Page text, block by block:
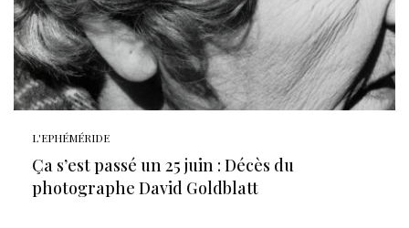
L'EPHÉMÉRIDE
Ça s’est passé un 25 juin : Décès du
photographe David Goldblatt